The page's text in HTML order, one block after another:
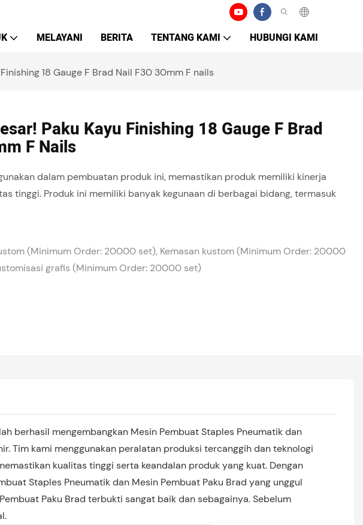
MELAYANI BERITA TENTANG KAMI HUBUNGI KAMI
18 Gauge F Brad Nail F30 30mm F nails
Paku Kayu Finishing 18 Gauge F Brad
F Nails
dalam pembuatan produk ini, memastikan produk memiliki kinerja
tinggi. Produk ini memiliki banyak kegunaan di berbagai bidang, termasuk
(Minimum Order: 20000 set), Kemasan kustom (Minimum Order: 20000
grafis (Minimum Order: 20000 set)
berhasil mengembangkan Mesin Pembuat Staples Pneumatik dan
Tim kami menggunakan peralatan produksi tercanggih dan teknologi
kualitas tinggi serta keandalan produk yang kuat. Dengan
Staples Pneumatik dan Mesin Pembuat Paku Brad yang unggul
Paku Brad terbukti sangat baik dan sebagainya. Sebelum